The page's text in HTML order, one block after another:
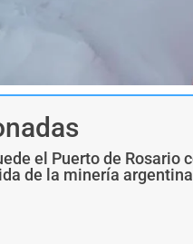
el Puerto de Rosario
de la minería